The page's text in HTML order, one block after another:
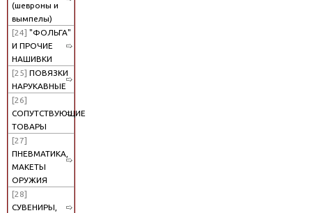
(шевроны и
вымпелы)
[24] "ФОЛЬГА"
И ПРОЧИЕ
НАШИВКИ
[25] ПОВЯЗКИ
НАРУКАВНЫЕ
[26]
СОПУТСТВУЮЩИЕ
ТОВАРЫ
[27]
ПНЕВМАТИКА,
МАКЕТЫ
ОРУЖИЯ
[28]
СУВЕНИРЫ,